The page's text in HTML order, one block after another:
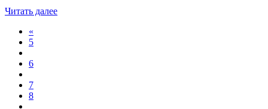
Читать далее
«
5
6
7
8